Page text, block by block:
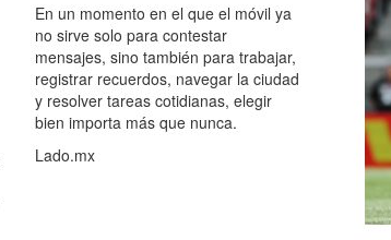
En un momento en el que el móvil ya
no sirve solo para contestar
mensajes, sino también para trabajar,
registrar recuerdos, navegar la ciudad
y resolver tareas cotidianas, elegir
bien importa más que nunca.
Lado.mx